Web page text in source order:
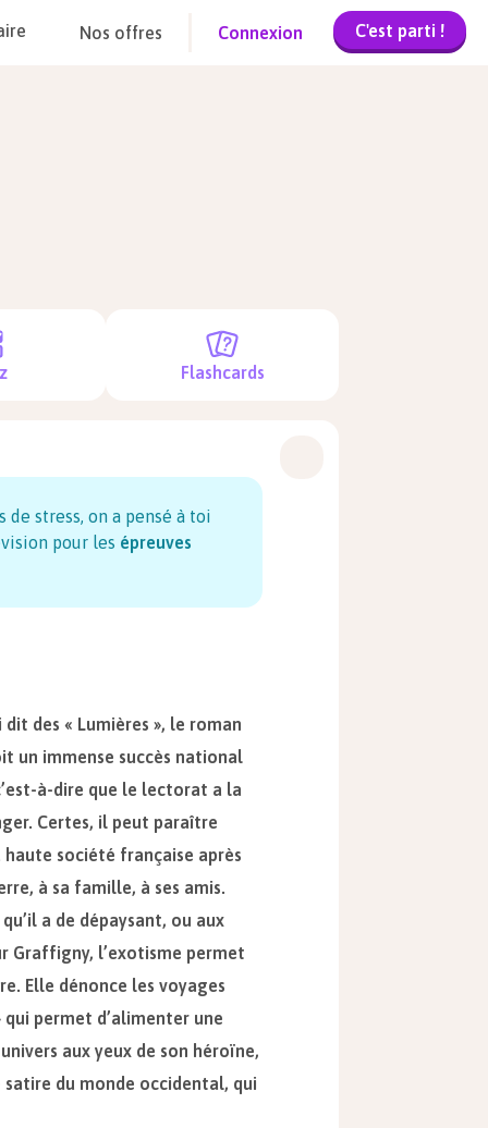
Nos offres Connexion C'est parti !
Flashcards
de stress, on a pensé à toi
pour les épreuves
des « Lumières », le roman
un immense succès national
à-dire que le lectorat a la
Certes, il peut paraître
société française après
à sa famille, à ses amis.
a de dépaysant, ou aux
Graffigny, l’exotisme permet
Elle dénonce les voyages
permet d’alimenter une
aux yeux de son héroïne,
du monde occidental, qui